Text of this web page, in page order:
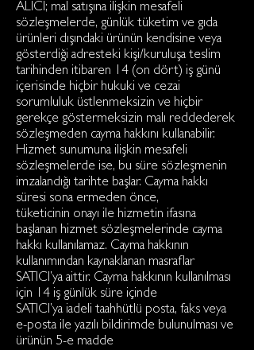
ALICI; mal satışına ilişkin mesafeli
sözleşmelerde, günlük tüketim ve gıda
ürünleri dışındaki ürünün kendisine veya
gösterdiği adresteki kişi/kuruluşa teslim
tarihinden itibaren 14 (on dört) iş günü
içerisinde hiçbir hukuki ve cezai
sorumluluk üstlenmeksizin ve hiçbir
gerekçe göstermeksizin malı reddederek
sözleşmeden cayma hakkını kullanabilir.
Hizmet sunumuna ilişkin mesafeli
sözleşmelerde ise, bu süre sözleşmenin
imzalandığı tarihte başlar. Cayma hakkı
süresi sona ermeden önce,
tüketicinin onayı ile hizmetin ifasına
başlanan hizmet sözleşmelerinde cayma
hakkı kullanılamaz. Cayma hakkının
kullanımından kaynaklanan masraflar
SATICI’ya aittir. Cayma hakkının kullanılması
için 14 iş günlük süre içinde
SATICI’ya iadeli taahhütlü posta, faks veya
e-posta ile yazılı bildirimde bulunulması ve
ürünün 5-e madde